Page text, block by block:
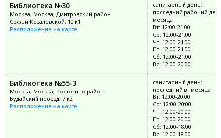
Библиотека №30
Москва, Москва, Дмитровский район
Софьи Ковалевской, 10 к1
Расположение на карте
санитарный день:
последний рабочий
месяца
Вт: 12:00-21:00
Ср: 12:00-21:00
Чт: 12:00-21:00
Пт: 12:00-21:00
Сб: 12:00-21:00
Вс: 12:00-20:00
Библиотека №55-3
Москва, Москва, Ростокино район
Будайский проезд, 7 к2
Расположение на карте
санитарный день:
последний вт месяца
Вт: 12:00-20:00
Ср: 12:00-20:00
Чт: 12:00-20:00
Пт: 12:00-20:00
Сб: 12:00-18:00
Вс: 12:00-18:00